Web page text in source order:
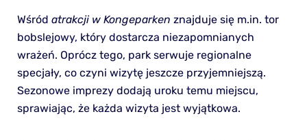
Wśród atrakcji w Kongeparken znajduje się m.in. tor
bobslejowy, który dostarcza niezapomnianych
wrażeń. Oprócz tego, park serwuje regionalne
specjały, co czyni wizytę jeszcze przyjemniejszą.
Sezonowe imprezy dodają uroku temu miejscu,
sprawiając, że każda wizyta jest wyjątkowa.